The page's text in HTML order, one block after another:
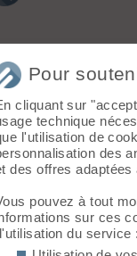
et des
jusqu'à environ
Pour
cliquant sur
technique
l'utilisation de
des
des offres
pouvez à tout
sur ces
du service :